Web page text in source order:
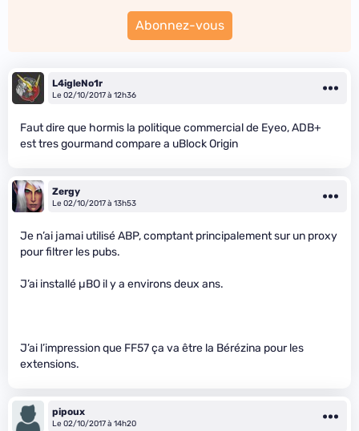
Abonnez-vous
L4igleNo1r
Le 02/10/2017 à 12h36
Faut dire que hormis la politique commercial de Eyeo, ADB+
est tres gourmand compare a uBlock Origin
Zergy
Le 02/10/2017 à 13h53
Je n’ai jamai utilisé ABP, comptant principalement sur un proxy
pour filtrer les pubs.
J’ai installé µBO il y a environs deux ans.
J’ai l’impression que FF57 ça va être la Bérézina pour les
extensions.
pipoux
Le 02/10/2017 à 14h20